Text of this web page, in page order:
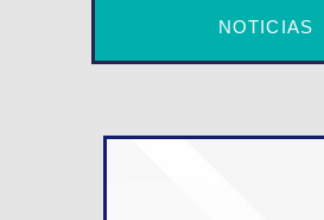
NOTICIAS